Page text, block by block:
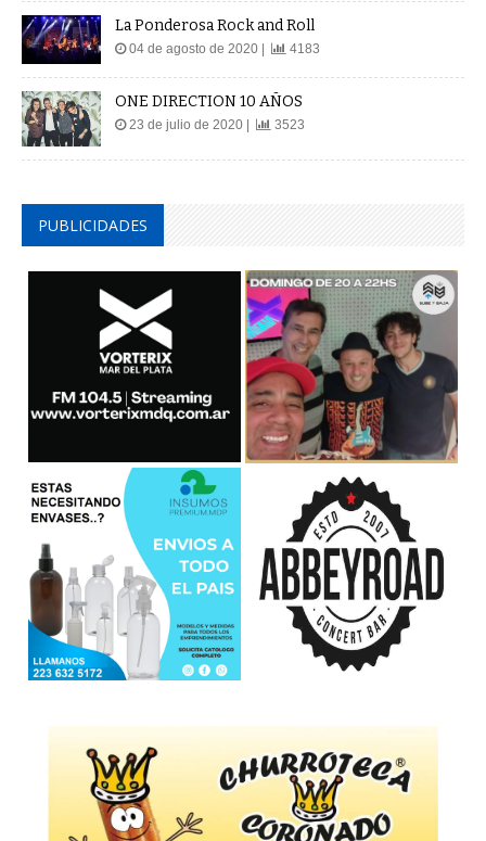
La Ponderosa Rock and Roll
04 de agosto de 2020 | 4183
ONE DIRECTION 10 AÑOS
23 de julio de 2020 | 3523
PUBLICIDADES